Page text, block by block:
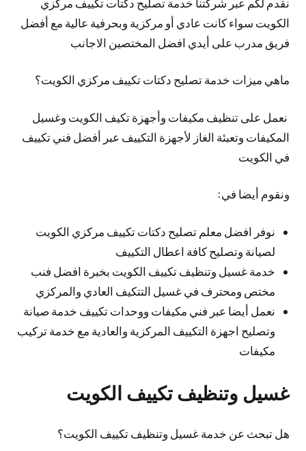
الكويت سواء كانت عادي أو مركزية وبحرفية عالية مع أفضل
فريق مدرب على أيدي افضل المختصين الاجانب
ماهي ميزات خدمة تصليح دكتات تكييف مركزي الكويت؟
نعمل على تنظيف مكيفات وأجهزة تكيف الكويت وغسيل
المكيفات وتعبئة الغاز لأجهزة التكييف عبر أفضل فني تكييف
في الكويت
ونقوم أيضا في:
نوفر افضل معلم تصليح دكتات تكييف مركزي الكويت
لصيانة وتصليح كافة اعطال التكييف
خدمة غسيل وتنظيف تكييف الكويت بخبرة افضل فنب
مختص ومحترف في غسيل التتكيف العادي والمركزي
نعمل أيضا عبر فني مكيفات ووحدات تكييف خدمة صيانة
وتصليح اجهزة التكييف المركزية والعادية مع خدمة تركيب
مكيفات
غسيل وتنظيف تكييف الكويت
هل تبحث عن خدمة غسيل وتنظيف تكييف الكويت؟